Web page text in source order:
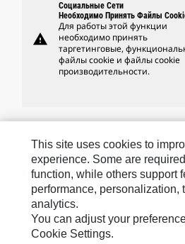
warning
Социальные Сети
Необходимо Принять Файлы
Для работы этой функции
необходимо принять
таргетинговые,
файлы cookie и файлы cookie
производительности.
Caterpillar.com
Связаться С Caterpillar
Карта Сайта
This site uses cookies to
experience. Some are
function, while others support
performance, personalization,
analytics.
You can adjust your
Cookie Settings.